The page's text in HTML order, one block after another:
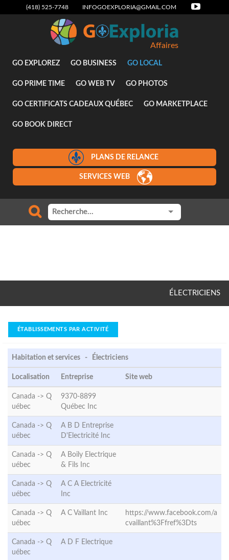
(418) 525-7748 INFOGOEXPLORIA@GMAIL.COM
Affaires
GO EXPLOREZ GO BUSINESS GO LOCAL
GO PRIME TIME GO WEB TV GO PHOTOS
GO CERTIFICATS CADEAUX QUÉBEC GO MARKETPLACE
GO BOOK DIRECT
PLANS DE RELANCE
SERVICES WEB
ÉLECTRICIENS
ÉTABLISSEMENTS PAR ACTIVITÉ
Habitation et services - Électriciens
Localisation Entreprise Site web
Canada -> Q
uébec
9370-8899
Québec Inc
Canada -> Q
uébec
A B D Entreprise
D'Electricité Inc
Canada -> Q
uébec
A Boily Electrique
& Fils Inc
Canada -> Q
uébec
A C A Electricité
Inc
Canada -> Q
uébec
A C Vaillant Inc
https://www.facebook.com/a
cvaillant%3Ffref%3Dts
Canada -> Q
uébec
A D F Electrique